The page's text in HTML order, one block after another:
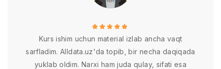
Kurs ishim uchun material izlab ancha vaqt
sarfladim. Alldata.uz'da topib, bir necha daqiqada
yuklab oldim. Narxi ham juda qulay, sifati esa